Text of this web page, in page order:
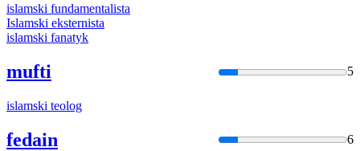
islamski fundamentalista
Islamski eksternista
islamski fanatyk
mufti 5
islamski teolog
fedain 6